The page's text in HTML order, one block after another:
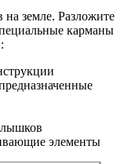
на земле. Разложите
карманы
элементы